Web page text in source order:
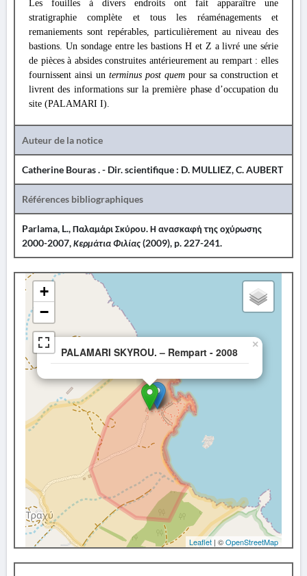
Les fouilles à divers endroits ont fait apparaître une
stratigraphie complète et tous les réaménagements et
remaniements sont repérables, particulièrement au niveau des
bastions. Un sondage entre les bastions H et Z a livré une série
de pièces à absides construites antérieurement au rempart : elles
fournissent ainsi un terminus post quem pour sa construction et
livrent des informations sur la première phase d’occupation du
site (PALAMARI I).
Auteur de la notice
Catherine Bouras . - Dir. scientifique : D. MULLIEZ, C. AUBERT
Références bibliographiques
Parlama, L., Παλαμάρι Σκύρου. Η ανασκαφή της οχύρωσης
2000-2007,Κερμάτια Φιλίας(2009), p. 227-241.
PALAMARI SKYROU. – Rempart - 2008
×
+
−
Leaflet | ©OpenStreetMap